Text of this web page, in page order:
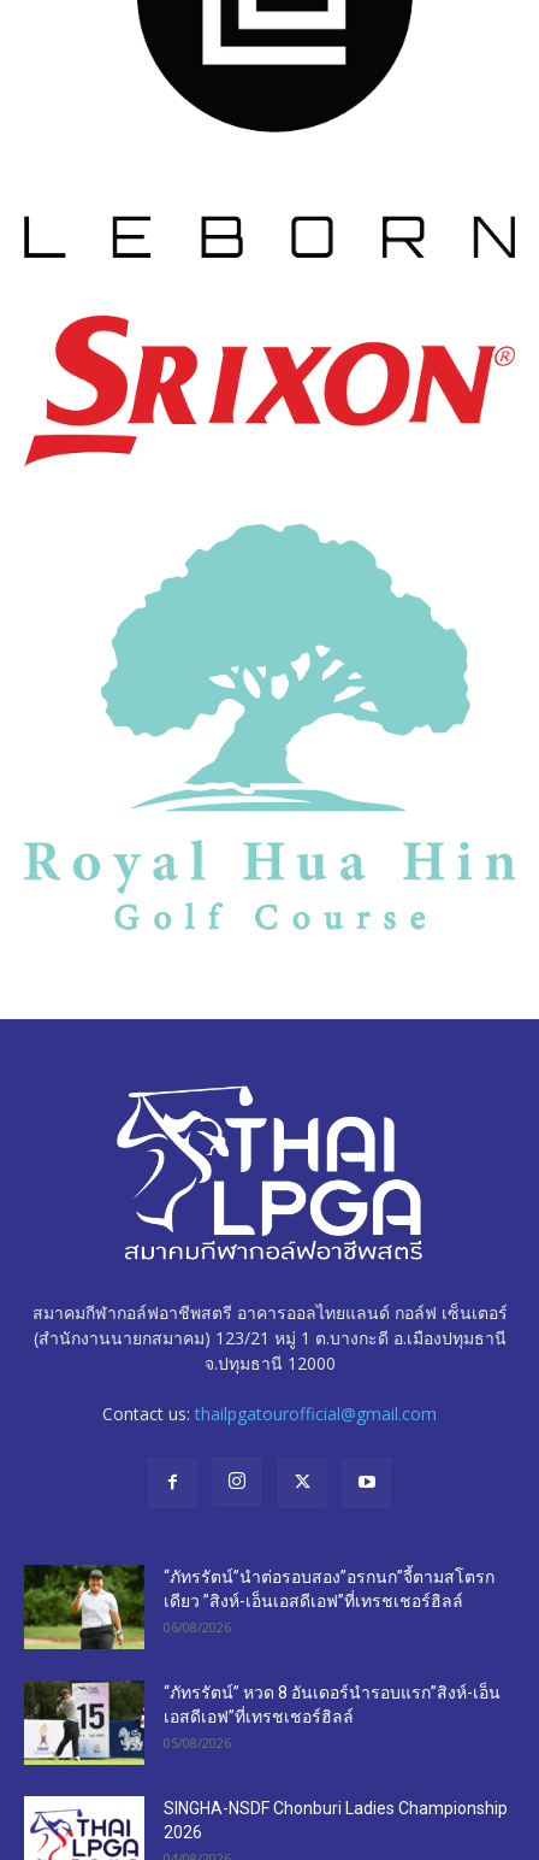
สมาคมกีฬากอล์ฟอาชีพสตรี อาคารออลไทยแลนด์ กอล์ฟ เซ็นเตอร์
(สำนักงานนายกสมาคม) 123/21 หมู่ 1 ต.บางกะดี อ.เมืองปทุมธานี
จ.ปทุมธานี 12000
Contact us: thailpgatourofficial@gmail.com
“ภัทรรัตน์”นำต่อรอบสอง”อรกนก”จี้ตามสโตรก
เดียว ”สิงห์-เอ็นเอสดีเอฟ”ที่เทรชเชอร์ฮิลล์
06/08/2026
“ภัทรรัตน์” หวด 8 อันเดอร์นำรอบแรก”สิงห์-เอ็น
เอสดีเอฟ”ที่เทรชเชอร์ฮิลล์
05/08/2026
SINGHA-NSDF Chonburi Ladies Championship
2026